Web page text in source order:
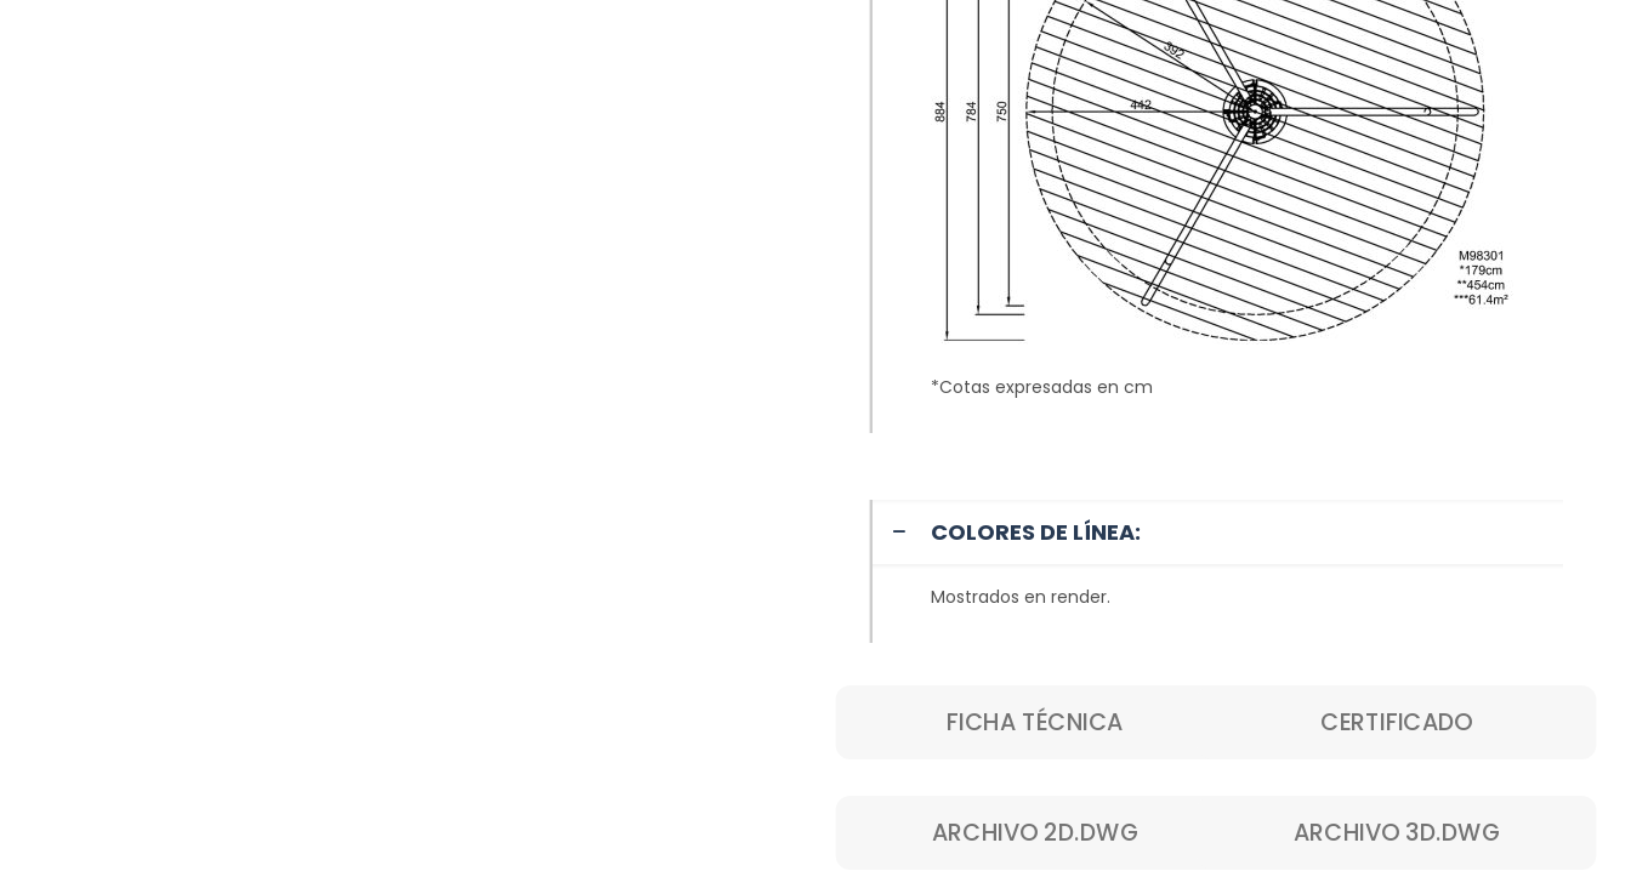
*Cotas expresadas en cm
COLORES DE LÍNEA:
Mostrados en render.
FICHA TÉCNICA CERTIFICADO
ARCHIVO 2D.DWG ARCHIVO 3D.DWG